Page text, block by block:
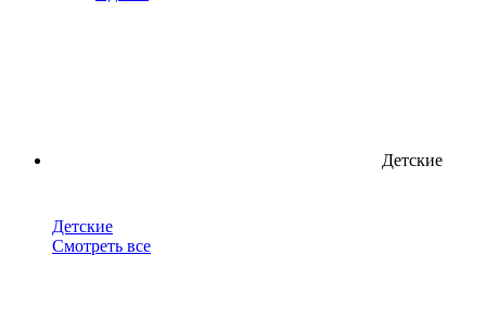
Детские
Детские
Смотреть все